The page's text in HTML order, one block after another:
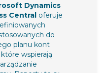
Dynamics
Central oferuje
do
planu kont
wspierają